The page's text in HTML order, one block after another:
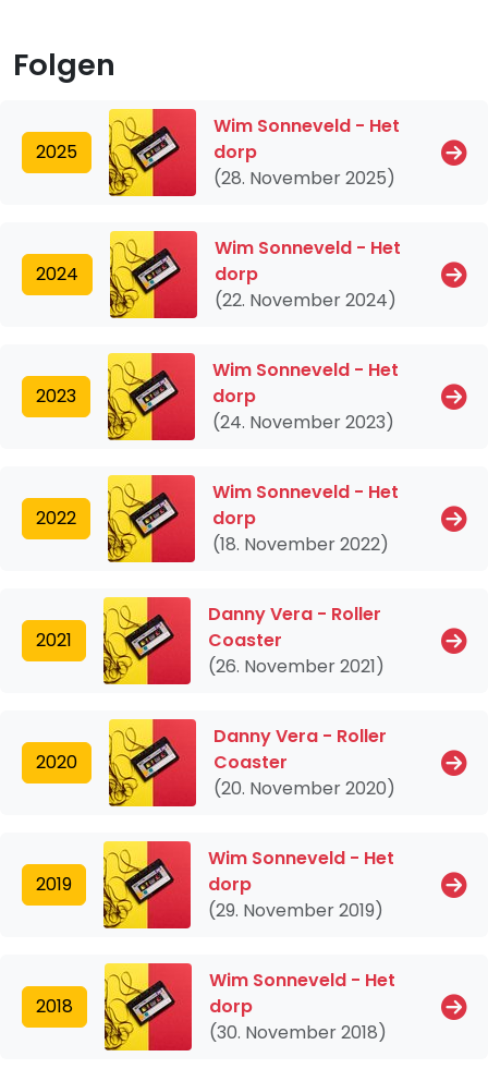
Folgen
2025
Wim Sonneveld - Het
dorp
(28. November 2025)
2024
Wim Sonneveld - Het
dorp
(22. November 2024)
2023
Wim Sonneveld - Het
dorp
(24. November 2023)
2022
Wim Sonneveld - Het
dorp
(18. November 2022)
2021
Danny Vera - Roller
Coaster
(26. November 2021)
2020
Danny Vera - Roller
Coaster
(20. November 2020)
2019
Wim Sonneveld - Het
dorp
(29. November 2019)
2018
Wim Sonneveld - Het
dorp
(30. November 2018)